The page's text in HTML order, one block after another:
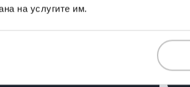
на услугите им.Покривало за мотоциклет